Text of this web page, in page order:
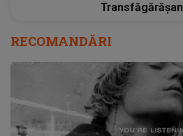
Transfăgărășan
RECOMANDĂRI